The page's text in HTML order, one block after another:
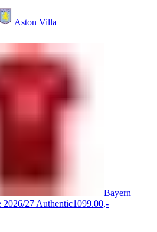
Aston Villa
Bayern
2026/27 Authentic1099.00,-